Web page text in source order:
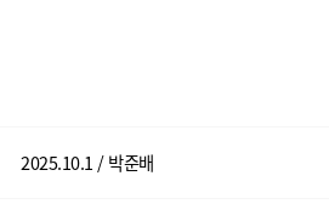
2025.10.1 / 박준배